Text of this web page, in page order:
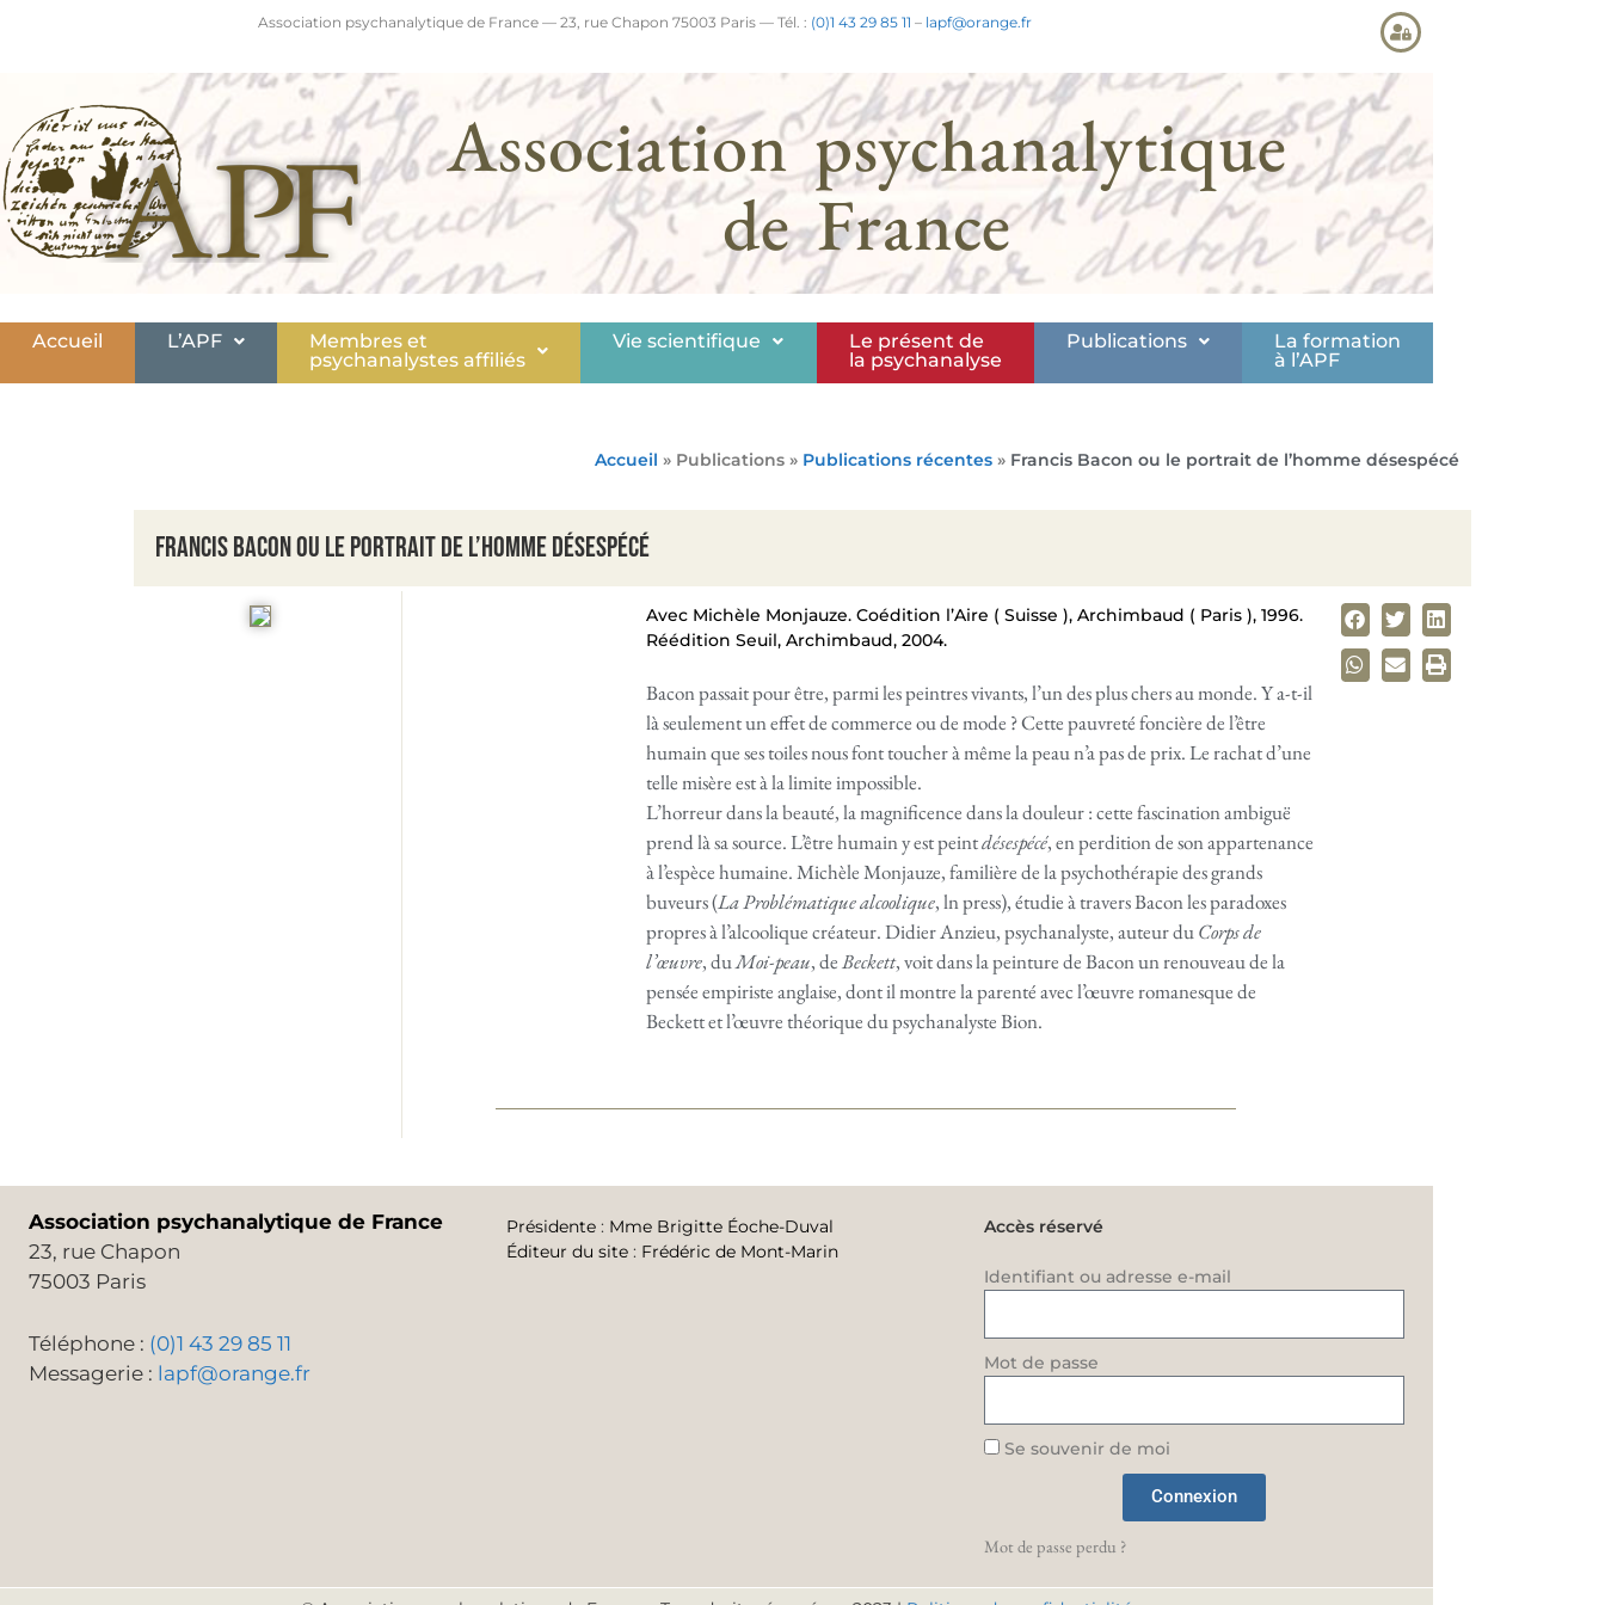
Association psychanalytique de France — 23, rue Chapon 75003 Paris — Tél. : (0)1 43 29 85 11 – lapf@orange.fr
Association psychanalytique
de France
Accueil L’APF
Membres et
psychanalystes affiliés
Vie scientifique
Le présent de
la psychanalyse
Publications
La formation
à l’APF
Accueil » Publications » Publications récentes » Francis Bacon ou le portrait de l’homme désespécé
Francis Bacon ou le portrait de l’homme désespécé
Avec Michèle Monjauze. Coédition l’Aire ( Suisse ), Archimbaud ( Paris ), 1996.
Réédition Seuil, Archimbaud, 2004.
Bacon passait pour être, parmi les peintres vivants, l’un des plus chers au monde. Y a-t-il
là seulement un effet de commerce ou de mode ? Cette pauvreté foncière de l’être
humain que ses toiles nous font toucher à même la peau n’a pas de prix. Le rachat d’une
telle misère est à la limite impossible.
L’horreur dans la beauté, la magnificence dans la douleur : cette fascination ambiguë
prend là sa source. L’être humain y est peintdésespécé, en perdition de son appartenance
à l’espèce humaine. Michèle Monjauze, familière de la psychothérapie des grands
buveurs (La Problématique alcoolique, ln press), étudie à travers Bacon les paradoxes
propres à l’alcoolique créateur. Didier Anzieu, psychanalyste, auteur duCorps de
l’œuvre, duMoi-peau, deBeckett, voit dans la peinture de Bacon un renouveau de la
pensée empiriste anglaise, dont il montre la parenté avec l’œuvre romanesque de
Beckett et l’œuvre théorique du psychanalyste Bion.
Association psychanalytique de France
23, rue Chapon
75003 Paris
Téléphone : (0)1 43 29 85 11
Messagerie : lapf@orange.fr
Présidente: Mme Brigitte Éoche-Duval
Éditeur du site: Frédéric de Mont-Marin
Accès réservé
Identifiant ou adresse e-mail
Mot de passe
Se souvenir de moi
Connexion
Mot de passe perdu ?